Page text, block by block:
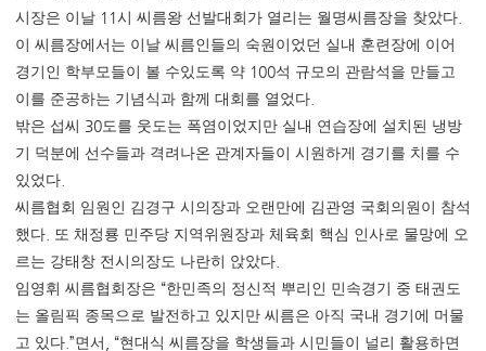
시장은 이날 11시 씨름왕 선발대회가 열리는 월명씨름장을 찾았다
이 씨름장에서는 이날 씨름인들의 숙원이었던 실내 훈련장에 이어
경기인 학부모들이 볼 수있도록 약 100석 규모의 관람석을 만들고
이를 준공하는 기념식과 함께 대회를 열었다
밖은 섭씨 30도를 웃도는 폭염이었지만 실내 연습장에 설치된 냉방
기 덕분에 선수들과 격려나온 관계자들이 시원하게 경기를 치를 수
있었다
씨름협회 임원인 김경구 시의장과 오랜만에 김관영 국회의원이 참석
했다
또 채정룡 민주당 지역위원장과 체육회 핵심 인사로 물망에 오
르는 강태창 전시의장도 나란히 앉았다
임영휘 씨름협회장은 “한민족의 정신적 뿌리인 민속경기 중 태권도
는 올림픽 종목으로 발전하고 있지만 씨름은 아직 국내 경기에 머물
고 있다 .”면서 , “현대식 씨름장을 학생들과 시민들이 널리 활용하면